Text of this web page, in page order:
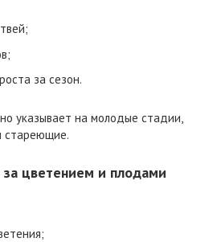
за сезон.
указывает на молодые стадии,
стареющие.
цветением и плодами